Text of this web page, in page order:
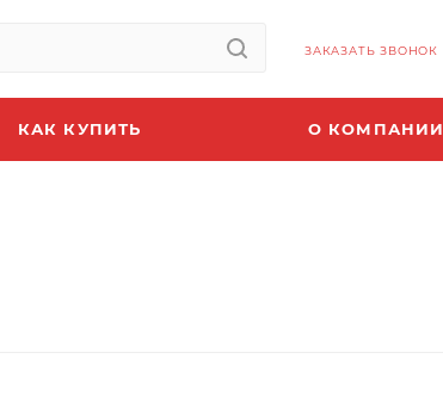
ЗАКАЗАТЬ ЗВОНОК
КАК КУПИТЬ О КОМПАНИИ